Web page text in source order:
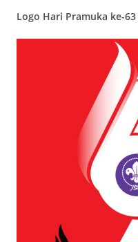
Logo Hari Pramuka ke-63